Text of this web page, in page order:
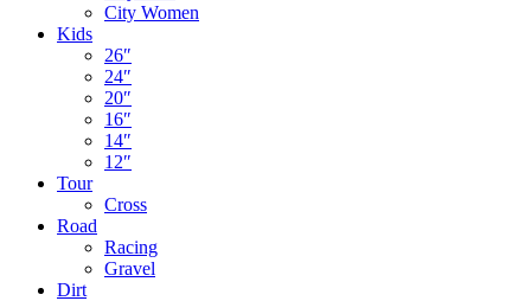
City Women
Kids
26″
24″
20″
16″
14″
12″
Tour
Cross
Road
Racing
Gravel
Dirt